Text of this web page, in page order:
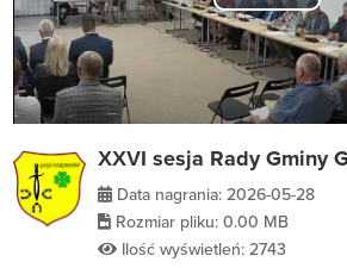
Play
XXVI sesja Rady Gminy
Data nagrania: 2026-05-28
Rozmiar pliku: 0.00 MB
Ilość wyświetleń: 2743